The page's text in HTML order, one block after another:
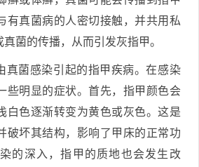
有真菌病的人密切接触，并共用私
菌的传播，从而引发灰指甲。
真菌感染引起的指甲疾病。在感染
些明显的症状。首先，指甲颜色会
白色逐渐转变为黄色或灰色。这是
破坏其结构，影响了甲床的正常功
的深入，指甲的质地也会发生改